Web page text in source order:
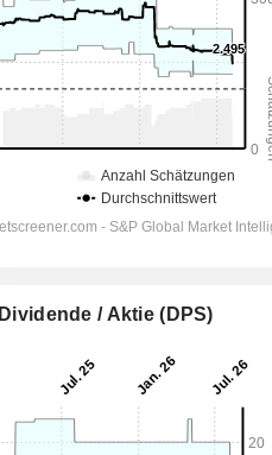
Dividende / Aktie (DPS)